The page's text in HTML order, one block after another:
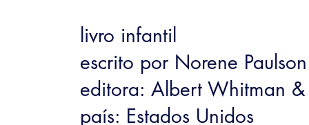
livro infantil
escrito por Norene Paulson
editora: Albert Whitman
país: Estados Unidos